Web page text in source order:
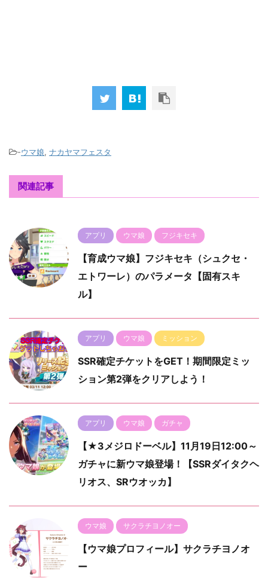
-ウマ娘, ナカヤマフェスタ
関連記事
アプリ ウマ娘 フジキセキ
【育成ウマ娘】フジキセキ（シュクセ・
エトワーレ）のパラメータ【固有スキ
ル】
アプリ ウマ娘 ミッション
SSR確定チケットをGET！期間限定ミッ
ション第2弾をクリアしよう！
アプリ ウマ娘 ガチャ
【★3メジロドーベル】11月19日12:00～
ガチャに新ウマ娘登場！【SSRダイタクヘ
リオス、SRウオッカ】
ウマ娘 サクラチヨノオー
【ウマ娘プロフィール】サクラチヨノオ
ー